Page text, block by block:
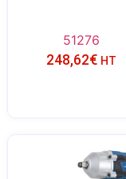
51276
248,62€ HT